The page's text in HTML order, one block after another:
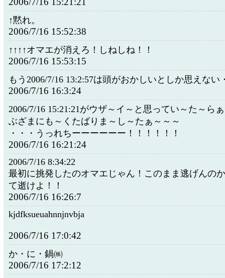
↑黙れ。
2006/7/16 15:52:38
↑↑↑↑オマエが消えろ！しねしね！！
2006/7/16 15:53:15
もう2006/7/16 13:2:57は頭がおかしいとしか思えない
2006/7/16 16:3:24
2006/7/16 15:21:21がウザ～イ～と思ってい～た～ら
ぶざまにも～くたばりま～し～たぁ～～～
・・・うっれちーーーーーー！！！！！！
2006/7/16 16:21:24
2006/7/16 8:34:22
最初に挑発したのオマエじゃん！このまま逃げんの
て逝けよ！！
2006/7/16 16:26:7
kjdfksueuahnnjnvbja
2006/7/16 17:0:42
か・に・鍋㈱
2006/7/16 17:2:12